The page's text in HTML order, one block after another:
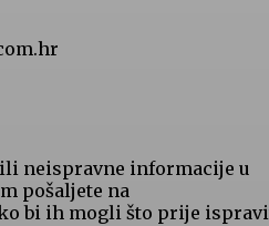
neispravne informacije u
pošaljete na
bi ih mogli što prije